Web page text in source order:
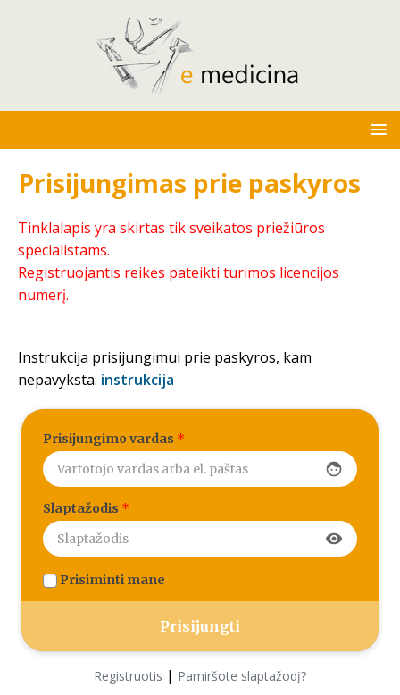
Prisijungimas prie paskyros
Tinklalapis yra skirtas tik sveikatos priežiūros
specialistams.
Registruojantis reikės pateikti turimos licencijos
numerį.
Instrukcija prisijungimui prie paskyros, kam
nepavyksta: instrukcija
Prisijungimo vardas *
face
Slaptažodis *
visibility
Prisiminti mane
Registruotis | Pamiršote slaptažodį?